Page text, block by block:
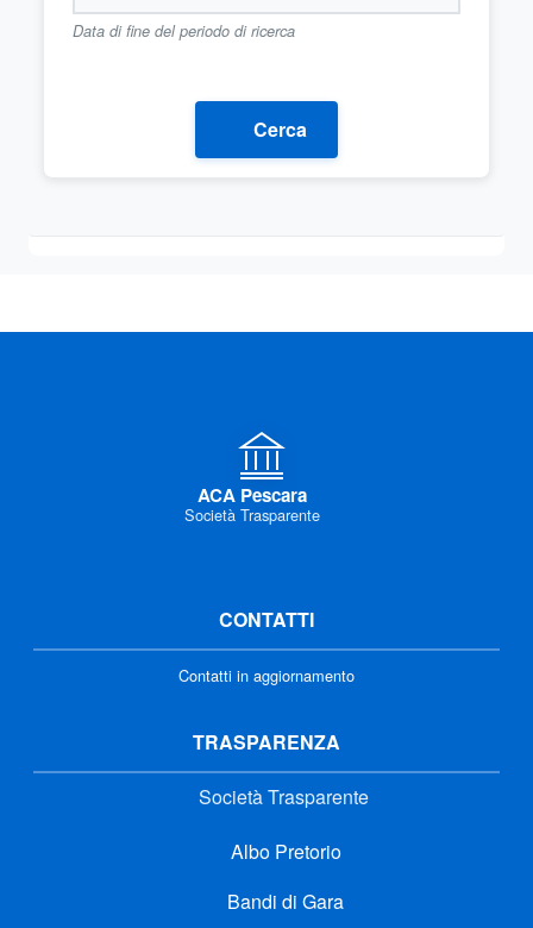
Data di fine del periodo di ricerca
Cerca
ACA Pescara
Società Trasparente
CONTATTI
Contatti in aggiornamento
TRASPARENZA
Società Trasparente
Albo Pretorio
Bandi di Gara